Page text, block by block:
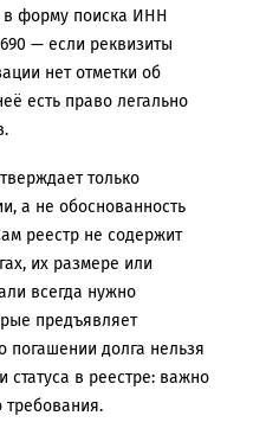
в форму поиска ИНН
— если реквизиты
нет отметки об
есть право легально
только
а не обоснованность
реестр не содержит
их размере или
всегда нужно
предъявляет
погашении долга нельзя
статуса в реестре: важно
требования.